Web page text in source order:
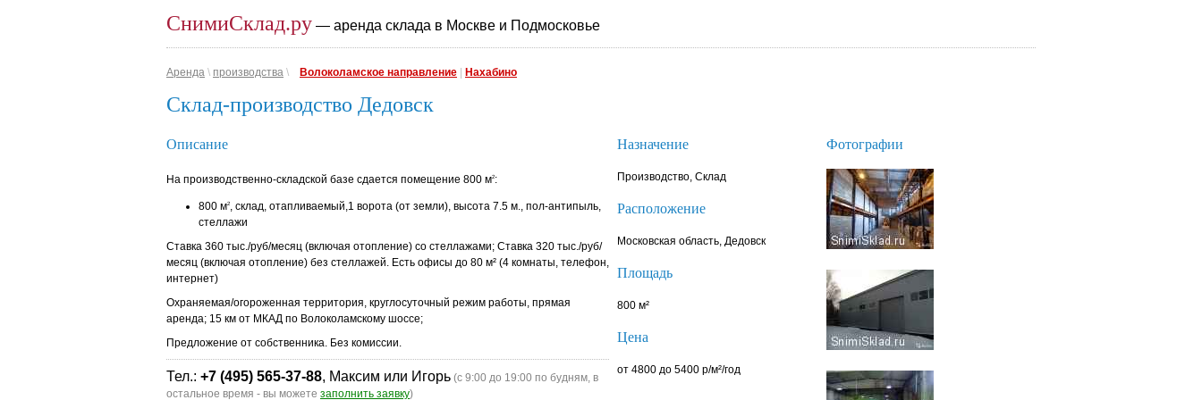
СнимиСклад.ру — аренда склада в Москве и Подмосковье
Аренда \ производства \ Волоколамское направление Нахабино
Склад-производство Дедовск
Описание
На производственно-складской базе сдается помещение 800 м2:
800 м2, склад, отапливаемый,1 ворота (от земли), высота 7.5 м., пол-антипыль,
стеллажи
Ставка 360 тыс./руб/месяц (включая отопление) со стеллажами; Ставка 320 тыс./руб/
месяц (включая отопление) без стеллажей. Есть офисы до 80 м² (4 комнаты, телефон,
интернет)
Охраняемая/огороженная территория, круглосуточный режим работы, прямая
аренда; 15 км от МКАД по Волоколамскому шоссе;
Предложение от собственника. Без комиссии.
Тел.: +7 (495) 565-37-88, Максим или Игорь (с 9:00 до 19:00 по будням, в
остальное время - вы можете заполнить заявку)
Назначение
Производство, Склад
Расположение
Московская область, Дедовск
Площадь
800 м²
Цена
от 4800 до 5400 р/м²/год
Фотографии